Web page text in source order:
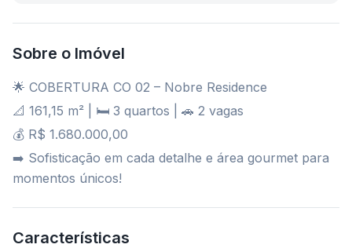
Sobre o Imóvel
🌟 COBERTURA CO 02 – Nobre Residence
📐 161,15 m² | 🛏️ 3 quartos | 🚗 2 vagas
💰 R$ 1.680.000,00
➡️ Sofisticação em cada detalhe e área gourmet para
momentos únicos!
Características